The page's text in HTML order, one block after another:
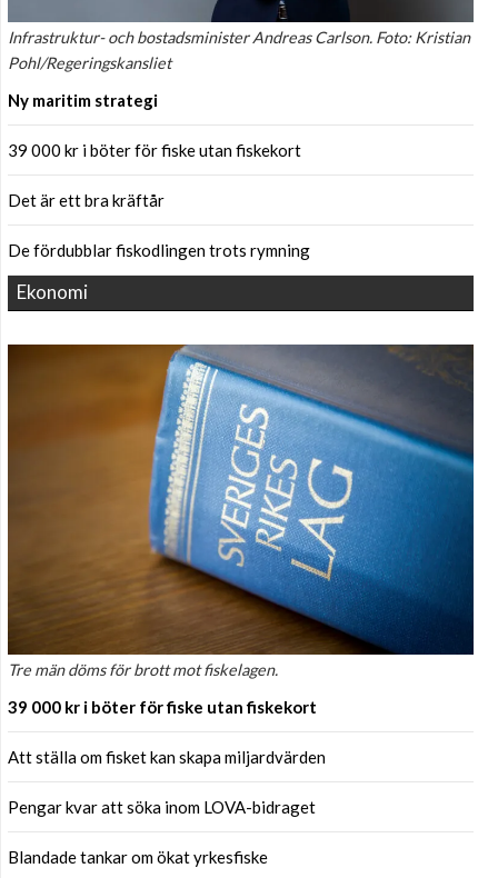
Infrastruktur- och bostadsminister Andreas Carlson. Foto: Kristian
Pohl/Regeringskansliet
Ny maritim strategi
39 000 kr i böter för fiske utan fiskekort
Det är ett bra kräftår
De fördubblar fiskodlingen trots rymning
Ekonomi
Tre män döms för brott mot fiskelagen.
39 000 kr i böter för fiske utan fiskekort
Att ställa om fisket kan skapa miljardvärden
Pengar kvar att söka inom LOVA-bidraget
Blandade tankar om ökat yrkesfiske